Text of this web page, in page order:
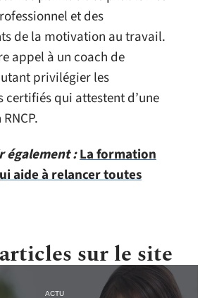
et des
de la motivation au travail.
appel à un coach de
privilégier les
certifiés qui attestent d’une
également :La formation
aide à relancer toutes
sur le site
ACTU